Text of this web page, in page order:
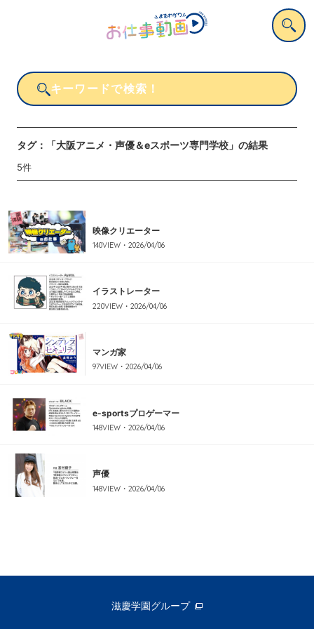
タグ： 「大阪アニメ・声優＆eスポーツ専門学校」 の結果
5件
映像クリエーター
140VIEW・ 2026/04/06
イラストレーター
220VIEW・ 2026/04/06
マンガ家
97VIEW・ 2026/04/06
e-sportsプロゲーマー
148VIEW・ 2026/04/06
声優
148VIEW・ 2026/04/06
滋慶学園グループ